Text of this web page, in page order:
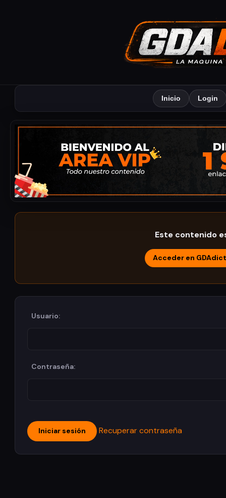
Inicio Login
Este contenido
Acceder en
Usuario:
Contraseña:
Recuperar contraseña